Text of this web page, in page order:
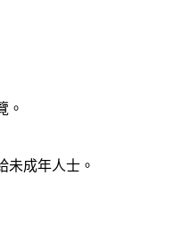
。
未成年人士。